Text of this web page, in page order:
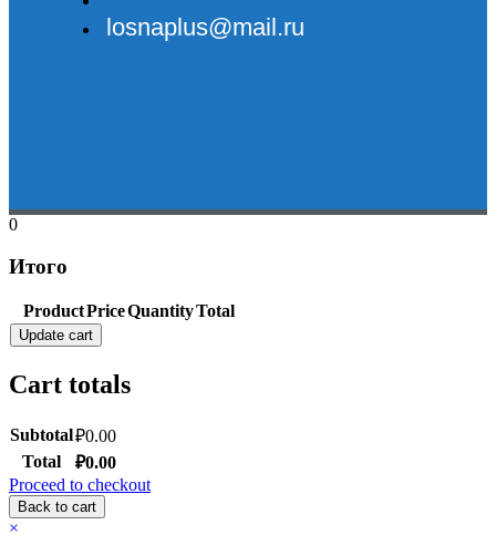
losnaplus@mail.ru
0
Итого
ProductPriceQuantityTotal
Update cart
Cart totals
Subtotal₽0.00
Total
₽0.00
Proceed to checkout
Back to cart
×